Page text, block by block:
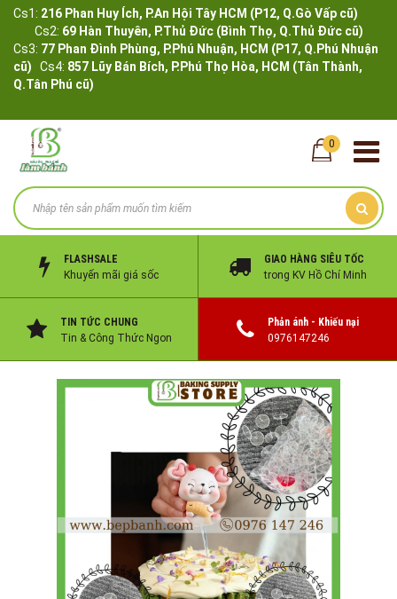
Cs1: 216 Phan Huy Ích, P.An Hội Tây HCM (P12, Q.Gò Vấp cũ)
Cs2: 69 Hàn Thuyên, P.Thủ Đức (Bình Thọ, Q.Thủ Đức cũ)
Cs3: 77 Phan Đình Phùng, P.Phú Nhuận, HCM (P17, Q.Phú Nhuận
cũ) Cs4: 857 Lũy Bán Bích, P.Phú Thọ Hòa, HCM (Tân Thành,
Q.Tân Phú cũ)
0
FLASHSALE
Khuyến mãi giá sốc
GIAO HÀNG SIÊU TỐC
trong KV Hồ Chí Minh
TIN TỨC CHUNG
Tin & Công Thức Ngon
Phản ánh - Khiếu nại
0976147246